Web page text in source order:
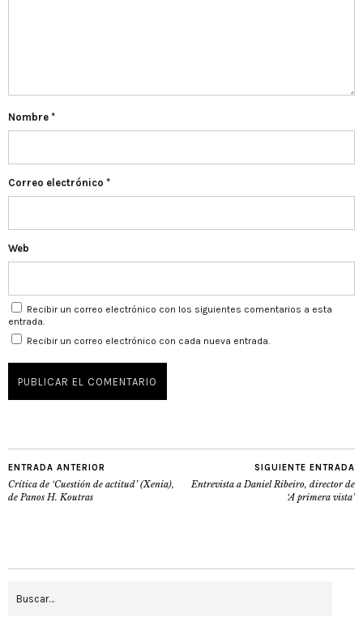
Nombre *
Correo electrónico *
Web
Recibir un correo electrónico con los siguientes comentarios a esta
entrada.
Recibir un correo electrónico con cada nueva entrada.
ENTRADA ANTERIOR
Crítica de ‘Cuestión de actitud’ (Xenia),
de Panos H. Koutras
SIGUIENTE ENTRADA
Entrevista a Daniel Ribeiro, director de
‘A primera vista’